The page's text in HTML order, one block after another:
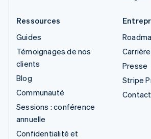
Ressources
Guides
Témoignages de nos
clients
Blog
Communauté
Sessions : conférence
annuelle
Confidentialité et
Presse
Stripe